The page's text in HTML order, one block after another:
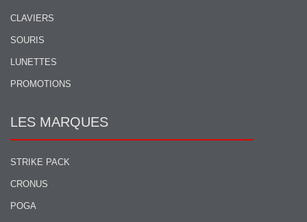
CLAVIERS
SOURIS
LUNETTES
PROMOTIONS
LES MARQUES
STRIKE PACK
CRONUS
POGA